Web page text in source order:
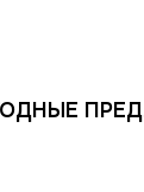
Условия возврата